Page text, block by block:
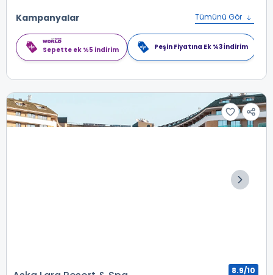
Kampanyalar Tümünü Gör
Sepette ek %5 indirim Peşin Fiyatına Ek %3 İndirim
8.9/10